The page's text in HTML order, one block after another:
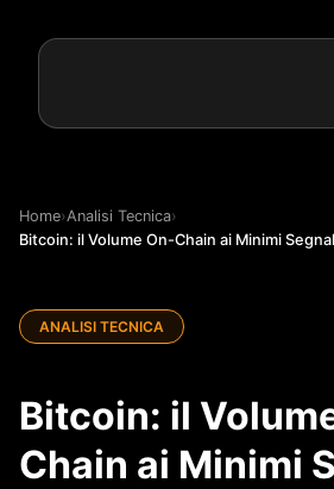
Home›Analisi Tecnica›
Bitcoin: il Volume On-Chain ai Minimi
ANALISI TECNICA
Bitcoin: il
Chain ai Minimi